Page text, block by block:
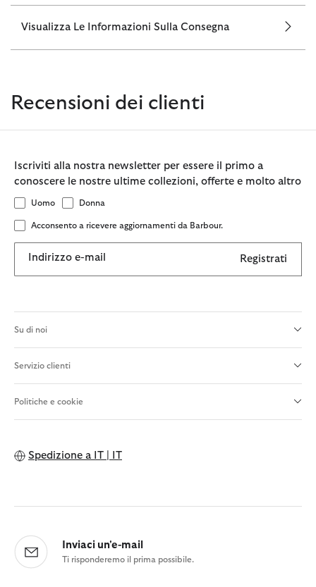
Visualizza Le Informazioni Sulla Consegna
Recensioni dei clienti
Iscriviti alla nostra newsletter per essere il primo a
conoscere le nostre ultime collezioni, offerte e molto altro
Uomo Donna
Acconsento a ricevere aggiornamenti da Barbour.
Indirizzo e-mail Registrati
Su di noi
Servizio clienti
Politiche e cookie
Spedizione a IT | IT
Inviaci un'e-mail
Ti risponderemo il prima possibile.